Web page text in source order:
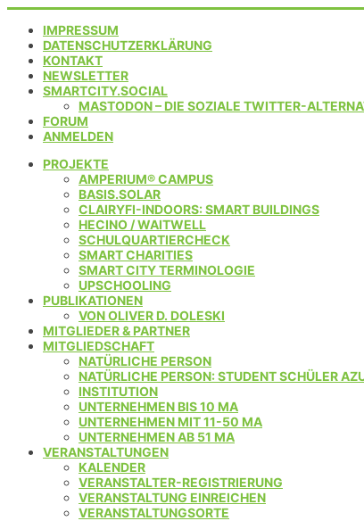
IMPRESSUM
DATENSCHUTZERKLÄRUNG
KONTAKT
NEWSLETTER
SMARTCITY.SOCIAL
MASTODON – DIE SOZIALE TWITTER-
FORUM
ANMELDEN
PROJEKTE
AMPERIUM® CAMPUS
BASIS.SOLAR
CLAIRYFI-INDOORS: SMART BUILDINGS
HECINO / WAITWELL
SCHULQUARTIERCHECK
SMART CHARITIES
SMART CITY TERMINOLOGIE
UPSCHOOLING
PUBLIKATIONEN
VON OLIVER D. DOLESKI
MITGLIEDER & PARTNER
MITGLIEDSCHAFT
NATÜRLICHE PERSON
NATÜRLICHE PERSON: STUDENT SCHÜLER
INSTITUTION
UNTERNEHMEN BIS 10 MA
UNTERNEHMEN MIT 11-50 MA
UNTERNEHMEN AB 51 MA
VERANSTALTUNGEN
KALENDER
VERANSTALTER-REGISTRIERUNG
VERANSTALTUNG EINREICHEN
VERANSTALTUNGSORTE